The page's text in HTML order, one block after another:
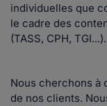
individuelles que
le cadre des
(TASS, CPH, TGI...).
Nous cherchons à
de nos clients.